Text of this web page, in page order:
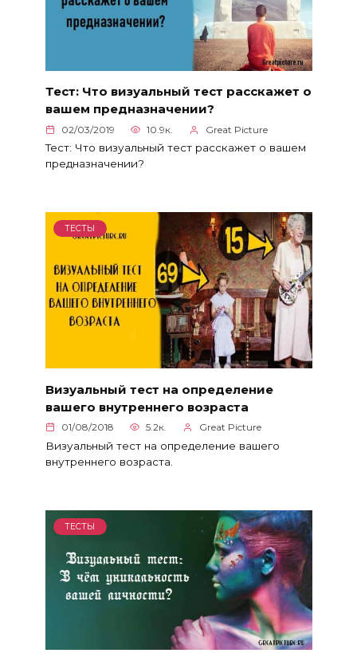
Тест: Что визуальный тест расскажет о
вашем предназначении?
02/03/2019 10.9к. Great Picture
Тест: Что визуальный тест расскажет о вашем
предназначении?
ТЕСТЫ
Визуальный тест на определение
вашего внутреннего возраста
01/08/2018 5.2к. Great Picture
Визуальный тест на определение вашего
внутреннего возраста.
ТЕСТЫ